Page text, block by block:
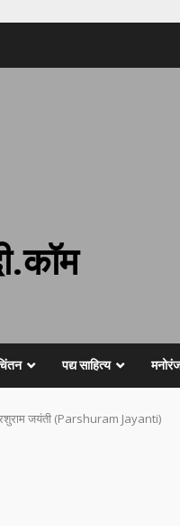
पद्य साहित्य
जयंती (Parshuram Jayanti)